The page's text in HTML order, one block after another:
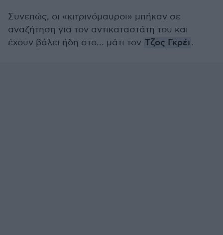
Συνεπώς, οι «κιτρινόμαυροι» μπήκαν σε
αναζήτηση για τον αντικαταστάτη του και
έχουν βάλει ήδη στο... μάτι τον Τζος Γκρέι.